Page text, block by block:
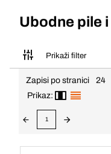
Ubodne pile
Prikaži filter
Zapisi po stranici
24
Prikaz:
1